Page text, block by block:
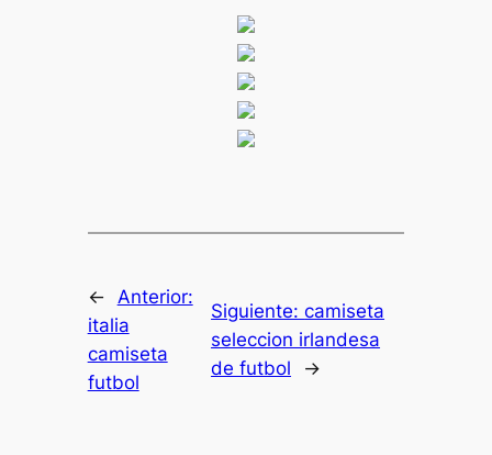
← Anterior:
italia
camiseta
futbol
Siguiente:camiseta
seleccion irlandesa
de futbol
→